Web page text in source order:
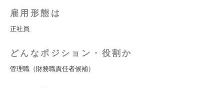
雇用形態は
正社員
どんなポジション・役割か
管理職（財務職責任者候補）